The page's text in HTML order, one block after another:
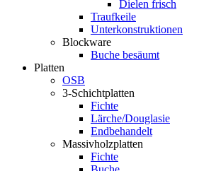
Dielen frisch
Traufkeile
Unterkonstruktionen
Blockware
Buche besäumt
Platten
OSB
3-Schichtplatten
Fichte
Lärche/Douglasie
Endbehandelt
Massivholzplatten
Fichte